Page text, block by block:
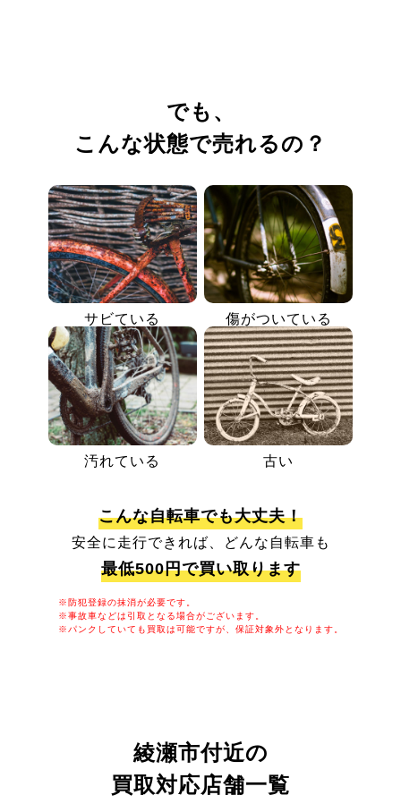
でも、
こんな状態で売れるの？
サビている 傷がついている
汚れている 古い
こんな自転車でも大丈夫！
安全に走行できれば、どんな自転車も
最低500円で買い取ります
※防犯登録の抹消が必要です。
※事故車などは引取となる場合がございます。
※パンクしていても買取は可能ですが、保証対象外となります。
綾瀬市付近の
買取対応店舗一覧